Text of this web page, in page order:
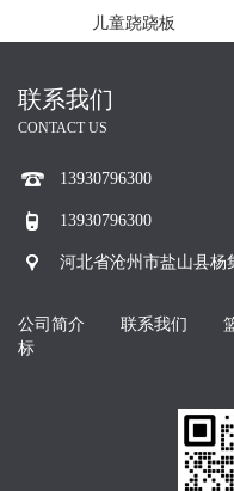
儿童跷跷板
联系我们
CONTACT US
13930796300
13930796300
河北省沧州市盐山县杨
公司简介 联系我们
标